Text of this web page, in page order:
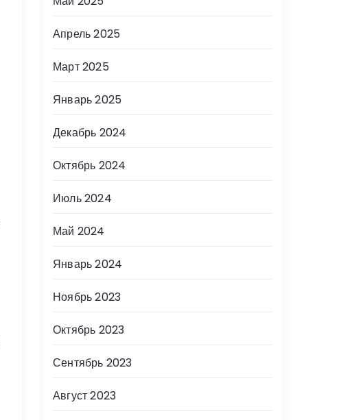
Апрель 2025
Март 2025
Январь 2025
Декабрь 2024
Октябрь 2024
Июль 2024
Май 2024
Январь 2024
Ноябрь 2023
Октябрь 2023
Сентябрь 2023
Август 2023